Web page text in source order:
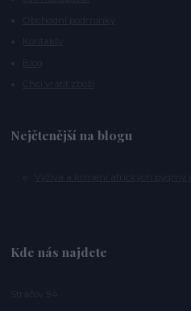
Nejčtenější na blogu
Kde nás najdete